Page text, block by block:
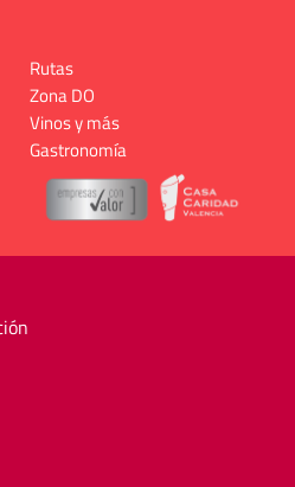
Rutas
Zona DO
Vinos y más
Gastronomía